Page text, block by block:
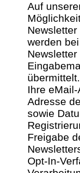
Auf
werden
übermittelt.
Ihre
Adresse
sowie
Freigabe
Opt-In-